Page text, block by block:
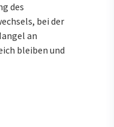
des
bei der
an
bleiben und